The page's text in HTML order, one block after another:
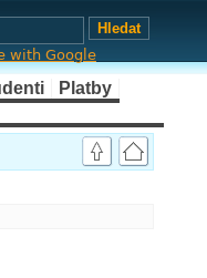
with Google
Platby